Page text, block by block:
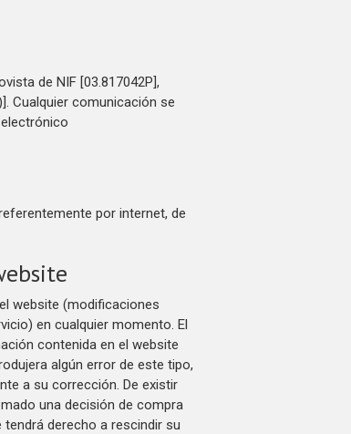
de NIF [03.817042P],
Cualquier comunicación se
por internet, de
website (modificaciones
en cualquier momento. El
contenida en el website
algún error de este tipo,
a su corrección. De existir
una decisión de compra
derecho a rescindir su